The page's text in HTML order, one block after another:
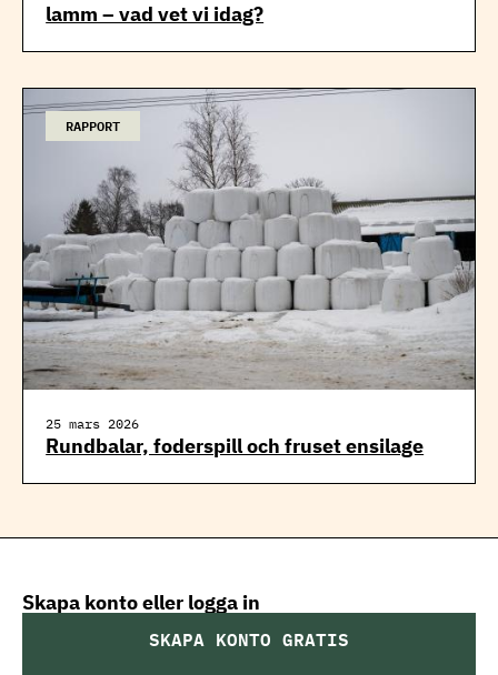
lamm – vad vet vi idag?
RAPPORT
25 mars 2026
Rundbalar, foderspill och fruset ensilage
Skapa konto eller logga in
SKAPA KONTO GRATIS